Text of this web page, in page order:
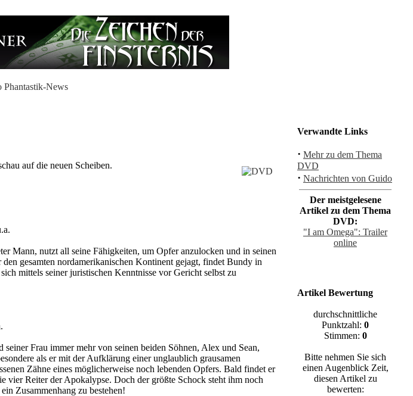
auf die neuen Scheiben.
Mann, nutzt all seine Fähigkeiten, um Opfer anzulocken und in seinen
gesamten nordamerikanischen Kontinent gejagt, findet Bundy in
mittels seiner juristischen Kenntnisse vor Gericht selbst zu
Frau immer mehr von seinen beiden Söhnen, Alex und Sean,
als er mit der Aufklärung einer unglaublich grausamen
Zähne eines möglicherweise noch lebenden Opfers. Bald findet er
vier Reiter der Apokalypse. Doch der größte Schock steht ihm noch
Zusammenhang zu bestehen!
Verwandte Links
· Mehr zu dem Thema
DVD
· Nachrichten von Guido
Der meistgelesene
Artikel zu dem Thema
DVD:
"I am Omega": Trailer
online
Artikel Bewertung
durchschnittliche
Punktzahl: 0
Stimmen: 0
Bitte nehmen Sie sich
einen Augenblick Zeit,
diesen Artikel zu
bewerten: